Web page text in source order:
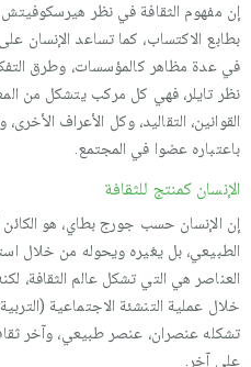
إن مفهوم الثقافة في نظر
بطابع الاكتساب، كما تساعد الإنسان
في عدة مظاهر كالمؤسسات، وطرق
نظر تايلر، فهي كل مركب يتشكل من
القوانين، التقاليد، وكل الأعراف
باعتباره عضوا في المجتمع.
الإنسان كمنتج للثقافة
إن الإنسان حسب جورج بطاي، هو الكائن
الطبيعي، بل يغيره ويحوله من خلال
العناصر هي التي تشكل عالم الثقافة،
خلال عملية التنشئة الاجتماعية
تشكله عنصران، عنصر طبيعي، وآخر
على آخر.